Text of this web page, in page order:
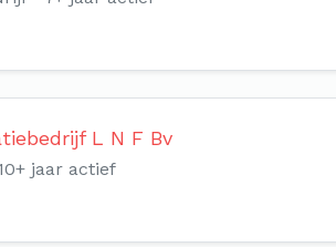
L N F Bv
jaar actief